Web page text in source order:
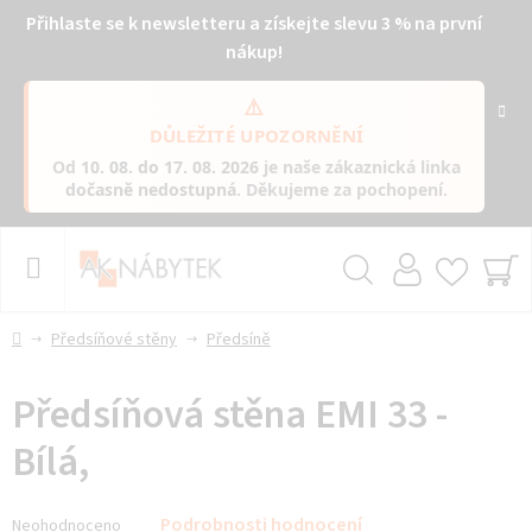
Přihlaste se k newsletteru a získejte slevu 3 % na první
nákup!
⚠️
DŮLEŽITÉ UPOZORNĚNÍ
Od 10. 08. do 17. 08. 2026 je naše zákaznická linka
dočasně nedostupná. Děkujeme za pochopení.
DomůPředsíňové stěny Předsíně
Předsíňová stěna EMI 33 -
Bílá,
Neohodnoceno Podrobnosti hodnocení